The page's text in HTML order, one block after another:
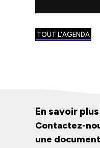
TOUT L'AGENDA
En savoir plus
Contactez-
une